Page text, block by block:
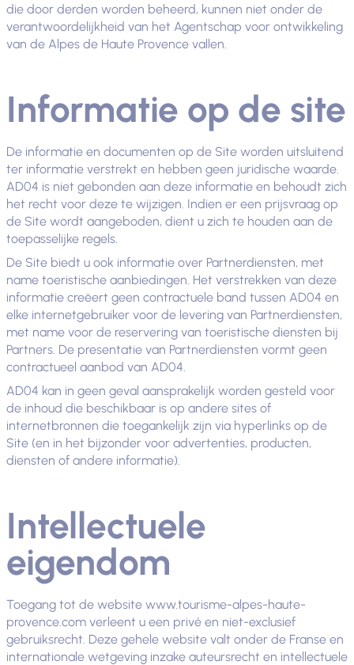
die door derden worden beheerd, kunnen niet onder de
verantwoordelijkheid van het Agentschap voor ontwikkeling
van de Alpes de Haute Provence vallen.
Informatie op de site
De informatie en documenten op de Site worden uitsluitend
ter informatie verstrekt en hebben geen juridische waarde.
AD04 is niet gebonden aan deze informatie en behoudt zich
het recht voor deze te wijzigen. Indien er een prijsvraag op
de Site wordt aangeboden, dient u zich te houden aan de
toepasselijke regels.
De Site biedt u ook informatie over Partnerdiensten, met
name toeristische aanbiedingen. Het verstrekken van deze
informatie creëert geen contractuele band tussen AD04 en
elke internetgebruiker voor de levering van Partnerdiensten,
met name voor de reservering van toeristische diensten bij
Partners. De presentatie van Partnerdiensten vormt geen
contractueel aanbod van AD04.
AD04 kan in geen geval aansprakelijk worden gesteld voor
de inhoud die beschikbaar is op andere sites of
internetbronnen die toegankelijk zijn via hyperlinks op de
Site (en in het bijzonder voor advertenties, producten,
diensten of andere informatie).
Intellectuele
eigendom
Toegang tot de website www.tourisme-alpes-haute-
provence.com verleent u een privé en niet-exclusief
gebruiksrecht. Deze gehele website valt onder de Franse en
internationale wetgeving inzake auteursrecht en intellectuele